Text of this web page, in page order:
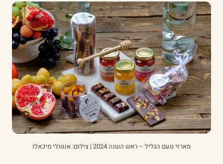
מארזי טעם הגליל – ראש השנה 2024 | צילום: אנטולי מיכאלו